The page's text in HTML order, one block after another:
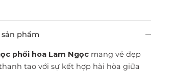
phẩm
phối hoa Lam Ngọc mang vẻ đẹp
tao với sự kết hợp hài hòa giữa